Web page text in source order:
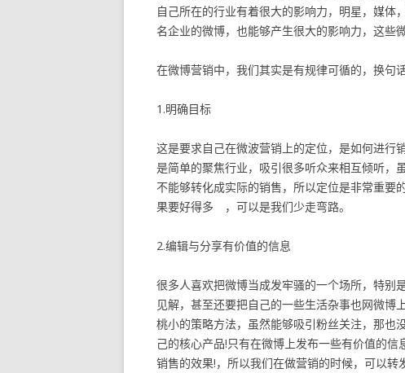
自己所在的行业有着很大的影响力，明星，媒
名企业的微博，也能够产生很大的影响力，这些
在微博营销中，我们其实是有规律可循的，换句
1.明确目标
这是要求自己在微波营销上的定位，是如何进行
是简单的聚焦行业，吸引很多听众来相互倾听，
不能够转化成实际的销售，所以定位是非常重要
果要好得多 ，可以是我们少走弯路。
2.编辑与分享有价值的信息
很多人喜欢把微博当成发牢骚的一个场所，特别
见解，甚至还要把自己的一些生活杂事也网微
桃小的策略方法，虽然能够吸引粉丝关注，那也
己的核心产品!只有在微博上发布一些有价值的
销售的效果!，所以我们在做营销的时候，可以